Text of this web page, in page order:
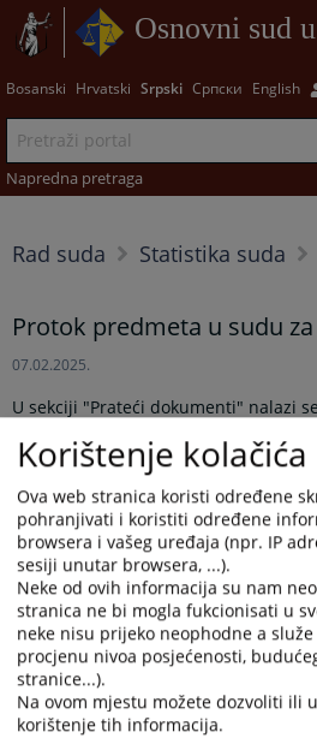
Osnovni sud
Bosanski Hrvatski Srpski Српски English
Napredna pretraga
Rad suda Statistika suda
Protok predmeta u sudu
07.02.2025.
U sekciji "Prateći dokumenti" nalazi
Prikazana vijest je na
Prateći dokumenti
Protok predmeta u 2024.godini
234
Korištenje kolačića
Ova web stranica koristi određene
pohranjivati i koristiti određene
browsera i vašeg uređaja (npr. IP
sesiji unutar browsera, ...).
Neke od ovih informacija su nam
stranica ne bi mogla fukcionisati u
neke nisu prijeko neophodne a
procjenu nivoa posjećenosti,
stranice...).
Na ovom mjestu možete dozvoliti ili
korištenje tih informacija.